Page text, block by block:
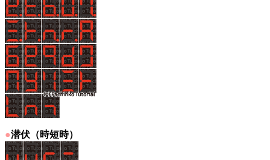
●潜伏（時短時）